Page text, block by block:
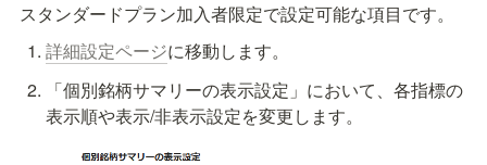
スタンダードプラン加入者限定で設定可能な項目です。
詳細設定ページに移動します。
「個別銘柄サマリーの表示設定」において、各指標の
表示順や表示/非表示設定を変更します。